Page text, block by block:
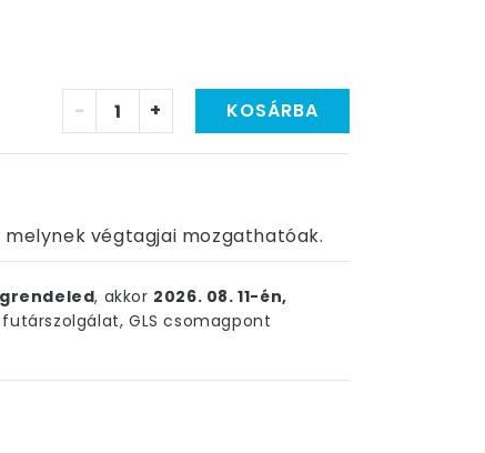
- + KOSÁRBA
végtagjai mozgathatóak.
, akkor 2026. 08. 11-én,
GLS csomagpont